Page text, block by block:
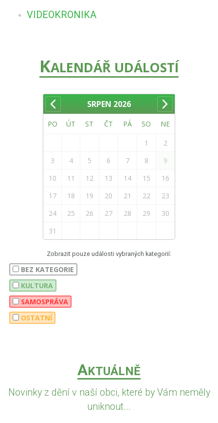
VIDEOKRONIKA
KALENDÁŘ UDÁLOSTÍ
SRPEN 2026
PO ÚT ST ČT PÁ SO NE
1
2
3
4 5 6 7 8
9
10
11 12 13 14 15
16
17
18 19 20 21 22
23
24
25 26 27 28 29
30
31
Zobrazit pouze události vybraných kategorií:
BEZ KATEGORIE
KULTURA
SAMOSPRÁVA
OSTATNÍ
AKTUÁLNĚ
Novinky z dění v naší obci, které by Vám neměly
uniknout...